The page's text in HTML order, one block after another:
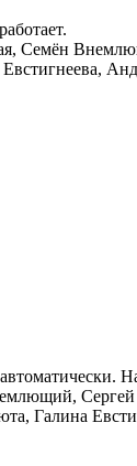
, Семён
,
,
, Галина